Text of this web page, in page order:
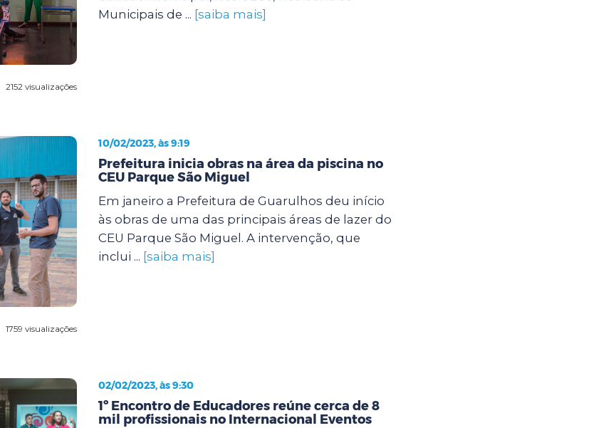
2152 visualizações
Municipais de ... [saiba mais]
1759 visualizações
10/02/2023, às 9:19
Prefeitura inicia obras na área da piscina no
CEU Parque São Miguel
Em janeiro a Prefeitura de Guarulhos deu início
às obras de uma das principais áreas de lazer do
CEU Parque São Miguel. A intervenção, que
inclui ... [saiba mais]
02/02/2023, às 9:30
1º Encontro de Educadores reúne cerca de 8
mil profissionais no Internacional Eventos